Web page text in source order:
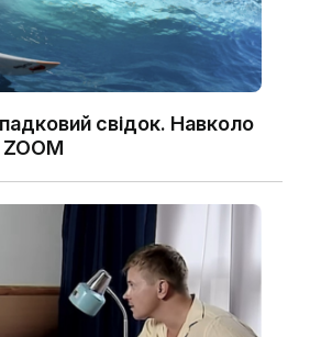
свідок. Навколо
ZOOM